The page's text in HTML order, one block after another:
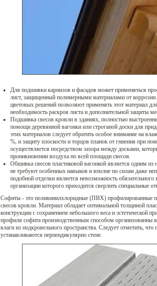
Для подшивки карнизов и фасадов может применяться
лист, защищенный полимерными материалами от
цветовых решений позволяют применять этот материал
необходимость раскроя листа и дополнительной защиты
Подшивка свесов кровли в зданиях, полностью
помощи деревянной вагонки или строганой доски для
этих материалов следует обратить особое внимание на
%, и защиту плоскости и торцов планок от гниения при
осуществляется посредством зазора между досками,
проникновении воздуха по всей площади свесов.
Обшивка свесов пластиковой вагонкой является одним
не требуют особенных навыков и вполне по силам даже
подобной отделки является невозможность
организации которого приходится сверлить специальные
Софиты - это поливинилхлоридные (ПВХ) профилированные
свесов кровли. Материал обладает оптимальной толщиной
конструкции с сохранением небольшого веса и эстетической
профиля софита производственным способом организованны
влаги из подкровельного пространства. Следует отметить,
устанавливаются перпендикулярно стене.